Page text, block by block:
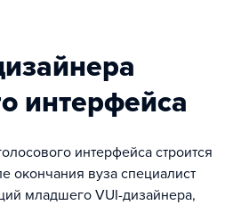
интерфейса
интерфейса строится
окончания вуза специалист
младшего VUI-дизайнера,